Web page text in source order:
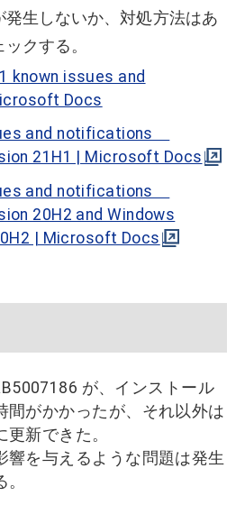
生しないか、対処方法はあ
クする。
known issues and
Docs
and notifications
21H1 | Microsoft Docs
and notifications
20H2 and Windows
| Microsoft Docs
が、インストール
間がかかったが、それ以外は
新できた。
響を与えるような問題は発生